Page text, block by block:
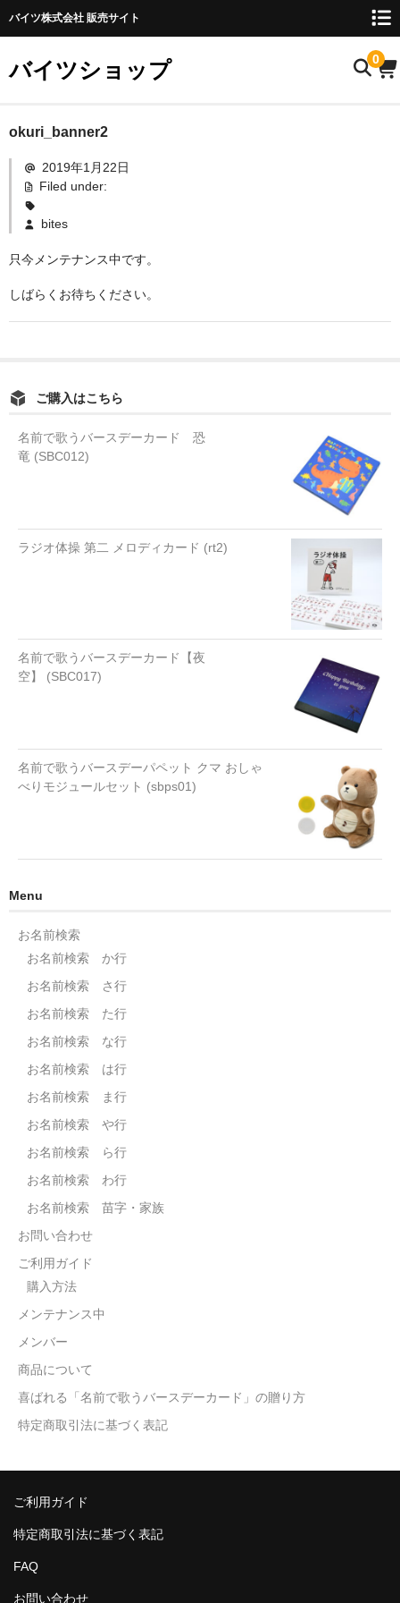
バイツ株式会社 販売サイト
バイツショップ 0
ホーム
商品について
お名前検索
お問い合わせ
okuri_banner2
2019年1月22日
Filed under:
bites
只今メンテナンス中です。
しばらくお待ちください。
ご購入はこちら
名前で歌うバースデーカード 恐
竜 (SBC012)
ラジオ体操 第二 メロディカード (rt2)
名前で歌うバースデーカード【夜
空】 (SBC017)
名前で歌うバースデーパペット クマ おしゃ
べりモジュールセット (sbps01)
Menu
お名前検索
お名前検索 か行
お名前検索 さ行
お名前検索 た行
お名前検索 な行
お名前検索 は行
お名前検索 ま行
お名前検索 や行
お名前検索 ら行
お名前検索 わ行
お名前検索 苗字・家族
お問い合わせ
ご利用ガイド
購入方法
メンテナンス中
メンバー
商品について
喜ばれる「名前で歌うバースデーカード」の贈り方
特定商取引法に基づく表記
ご利用ガイド
特定商取引法に基づく表記
FAQ
お問い合わせ